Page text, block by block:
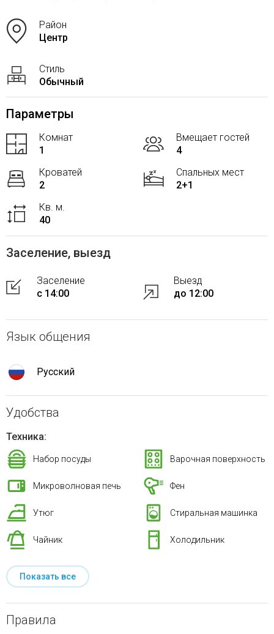
Район
Центр
Стиль
Обычный
Параметры
Комнат
1
Вмещает гостей
4
Кроватей
2
Спальных мест
2+1
Кв. м.
40
Заселение, выезд
Заселение
с 14:00
Выезд
до 12:00
Язык общения
Русский
Удобства
Техника:
Набор посуды Варочная поверхность
Микроволновая печь Фен
Утюг Стиральная машинка
Чайник Холодильник
Показать все
Правила